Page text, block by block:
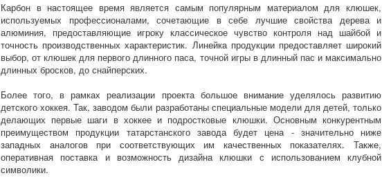
Карбон в настоящее время является самым популярным материалом для клюшек,
используемых профессионалами, сочетающие в себе лучшие свойства дерева и
алюминия, предоставляющие игроку классическое чувство контроля над шайбой и
точность производственных характеристик. Линейка продукции предоставляет широкий
выбор, от клюшек для первого длинного паса, точной игры в длинный пас и максимально
длинных бросков, до снайперских.
Более того, в рамках реализации проекта большое внимание уделялось развитию
детского хоккея. Так, заводом были разработаны специальные модели для детей, только
делающих первые шаги в хоккее и подростковые клюшки. Основным конкурентным
преимуществом продукции татарстанского завода будет цена - значительно ниже
западных аналогов при соответствующих им качественных показателях. Также,
оперативная поставка и возможность дизайна клюшки с использованием клубной
символики.